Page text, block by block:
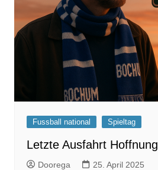
Fussball national Spieltag
Letzte Ausfahrt Hoffnung
Doorega 25. April 2025